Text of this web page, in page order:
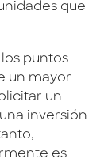
que
puntos
un mayor
un
inversión
es